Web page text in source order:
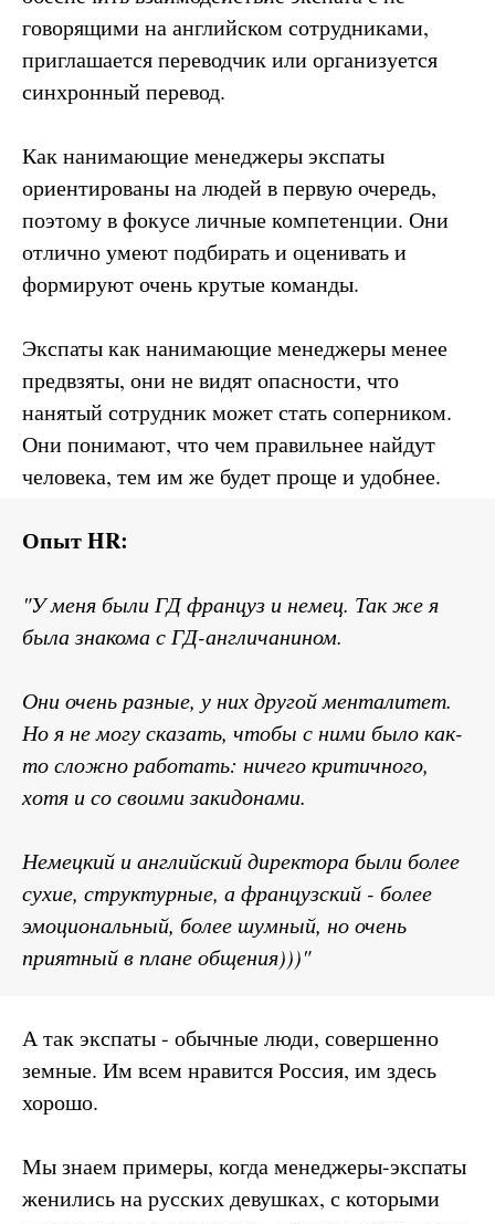
говорящими на английском сотрудниками,
приглашается переводчик или организуется
синхронный перевод.
Как нанимающие менеджеры экспаты
ориентированы на людей в первую очередь,
поэтому в фокусе личные компетенции. Они
отлично умеют подбирать и оценивать и
формируют очень крутые команды.
Экспаты как нанимающие менеджеры менее
предвзяты, они не видят опасности, что
нанятый сотрудник может стать соперником.
Они понимают, что чем правильнее найдут
человека, тем им же будет проще и удобнее.
Опыт HR:
"У меня были ГД француз и немец. Так же я
была знакома с ГД-англичанином.
Они очень разные, у них другой менталитет.
Но я не могу сказать, чтобы с ними было как-
то сложно работать: ничего критичного,
хотя и со своими закидонами.
Немецкий и английский директора были более
сухие, структурные, а французский - более
эмоциональный, более шумный, но очень
приятный в плане общения)))"
А так экспаты - обычные люди, совершенно
земные. Им всем нравится Россия, им здесь
хорошо.
Мы знаем примеры, когда менеджеры-экспаты
женились на русских девушках, с которыми